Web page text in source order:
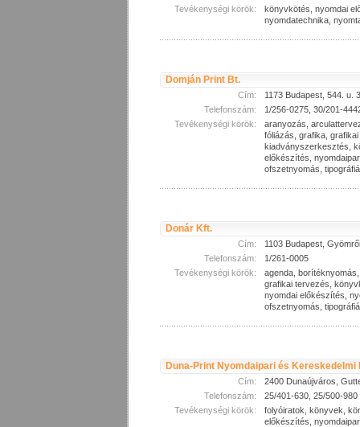
Tevékenységi körök:
könyvkötés, nyomdai
nyomdatechnika,
Domján Print Bt.
Cím:
1173 Budapest, 544. u.
Telefonszám:
1/256-0275, 30/201-
Tevékenységi körök:
aranyozás,
fóliázás, grafika,
kiadványszerkesztés,
előkészítés,
ofszetnyomás,
Donár Kft.
Cím:
1103 Budapest,
Telefonszám:
1/261-0005
Tevékenységi körök:
agenda,
grafikai tervezés,
nyomdai előkészítés,
ofszetnyomás,
Duna-Print Nyomdaipari és Kereskedelmi
Cím:
2400 Dunaújváros,
Telefonszám:
25/401-630, 25/500-980
Tevékenységi körök:
folyóiratok, könyvek,
előkészítés,